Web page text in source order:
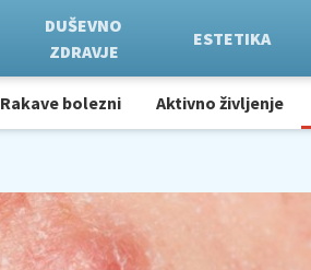
DUŠEVNO
ZDRAVJE
ESTETIKA
Rakave bolezni Aktivno življenje